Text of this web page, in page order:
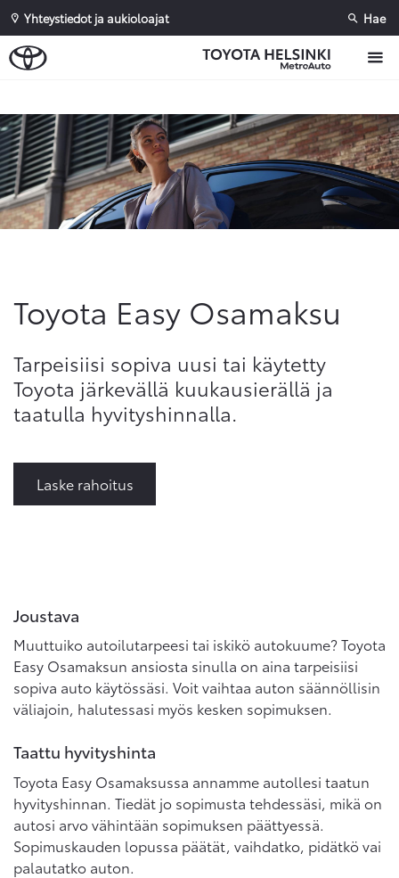
Yhteystiedot ja aukioloajat Hae
Toyota Easy Osamaksu
Tarpeisiisi sopiva uusi tai käytetty
Toyota järkevällä kuukausierällä ja
taatulla hyvityshinnalla.
Laske rahoitus
Joustava
Muuttuiko autoilutarpeesi tai iskikö autokuume? Toyota
Easy Osamaksun ansiosta sinulla on aina tarpeisiisi
sopiva auto käytössäsi. Voit vaihtaa auton säännöllisin
väliajoin, halutessasi myös kesken sopimuksen.
Taattu hyvityshinta
Toyota Easy Osamaksussa annamme autollesi taatun
hyvityshinnan. Tiedät jo sopimusta tehdessäsi, mikä on
autosi arvo vähintään sopimuksen päättyessä.
Sopimuskauden lopussa päätät, vaihdatko, pidätkö vai
palautatko auton.